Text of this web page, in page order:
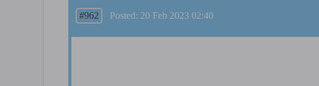
#962 Posted: 20 Feb 2023 02:40